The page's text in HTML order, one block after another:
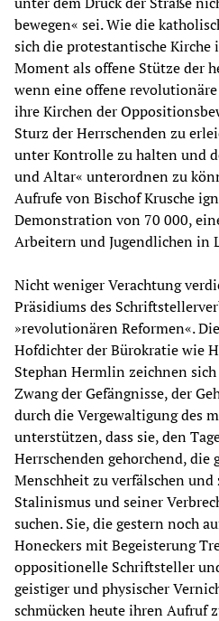
bewegen« sei. Wie die
sich die protestantische Kirche
Moment als offene Stütze der
wenn eine offene
ihre Kirchen der
Sturz der Herrschenden zu
unter Kontrolle zu halten und
und Altar« unterordnen zu
Aufrufe von Bischof Krusche
Demonstration von 70 000,
Arbeitern und Jugendlichen in
Nicht weniger Verachtung
Präsidiums des
»revolutionären Reformen«.
Hofdichter der Bürokratie wie
Stephan Hermlin zeichnen sich
Zwang der Gefängnisse, der
durch die Vergewaltigung des
unterstützen, dass sie, den
Herrschenden gehorchend, die
Menschheit zu verfälschen
Stalinismus und seiner
suchen. Sie, die gestern noch
Honeckers mit Begeisterung
oppositionelle Schriftsteller
geistiger und physischer
schmücken heute ihren Aufruf